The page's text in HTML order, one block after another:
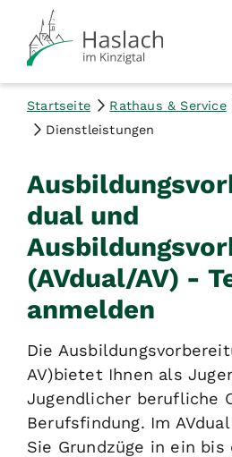
Startseite Rathaus & Service
Dienstleistungen
dual und
(AVdual/AV) -
anmelden
Die
AV)bietet Ihnen als
Jugendlicher berufliche
Berufsfindung. Im
Sie Grundzüge in ein bis